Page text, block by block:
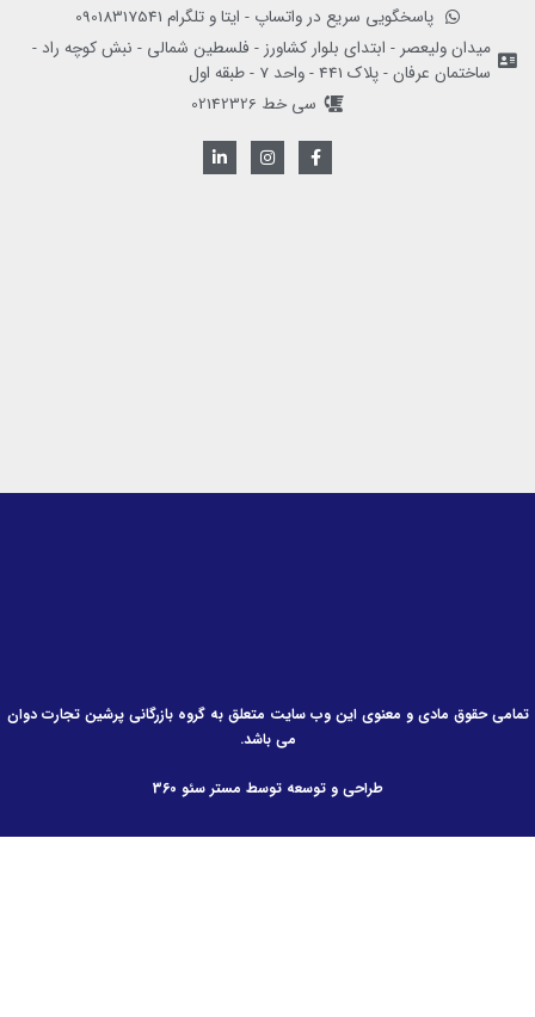
پاسخگویی سریع در واتساپ - ایتا و تلگرام 09018317541
میدان ولیعصر - ابتدای بلوار کشاورز - فلسطین شمالی - نبش کوچه راد -
ساختمان عرفان - پلاک 441 - واحد 7 - طبقه اول
سی خط 02142326
s
n
حقوق مادی و معنوی این وب سایت متعلق به گروه بازرگانی پرشین تجارت دوان
می باشد.
طراحی و توسعه توسط مستر سئو 360